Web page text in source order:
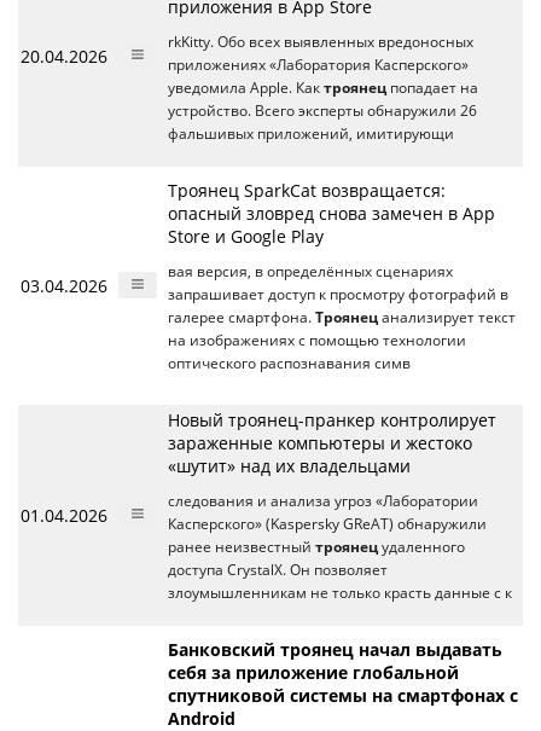
20.04.2026
приложения в App Store
rkKitty. Обо всех выявленных вредоносных
приложениях «Лаборатория Касперского»
уведомила Apple. Как троянец попадает на
устройство. Всего эксперты обнаружили 26
фальшивых приложений, имитирующи
03.04.2026
Троянец SparkCat возвращается:
опасный зловред снова замечен в App
Store и Google Play
вая версия, в определённых сценариях
запрашивает доступ к просмотру фотографий в
галерее смартфона. Троянец анализирует текст
на изображениях с помощью технологии
оптического распознавания симв
01.04.2026
Новый троянец-пранкер контролирует
зараженные компьютеры и жестоко
«шутит» над их владельцами
следования и анализа угроз «Лаборатории
Касперского» (Kaspersky GReAT) обнаружили
ранее неизвестный троянец удаленного
доступа CrystalX. Он позволяет
злоумышленникам не только красть данные с к
Банковский троянец начал выдавать
себя за приложение глобальной
спутниковой системы на смартфонах с
Android